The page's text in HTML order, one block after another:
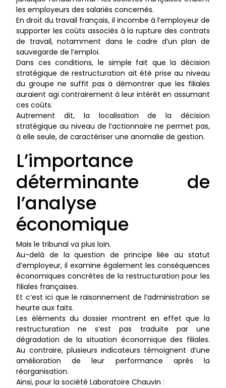
les employeurs des salariés concernés.
En droit du travail français, il incombe à l’employeur de
supporter les coûts associés à la rupture des contrats
de travail, notamment dans le cadre d’un plan de
sauvegarde de l’emploi.
Dans ces conditions, le simple fait que la décision
stratégique de restructuration ait été prise au niveau
du groupe ne suffit pas à démontrer que les filiales
auraient agi contrairement à leur intérêt en assumant
ces coûts.
Autrement dit, la localisation de la décision
stratégique au niveau de l’actionnaire ne permet pas,
à elle seule, de caractériser une anomalie de gestion.
L’importance
déterminante de
l’analyse
économique
Mais le tribunal va plus loin.
Au-delà de la question de principe liée au statut
d’employeur, il examine également les conséquences
économiques concrètes de la restructuration pour les
filiales françaises.
Et c’est ici que le raisonnement de l’administration se
heurte aux faits.
Les éléments du dossier montrent en effet que la
restructuration ne s’est pas traduite par une
dégradation de la situation économique des filiales.
Au contraire, plusieurs indicateurs témoignent d’une
amélioration de leur performance après la
réorganisation.
Ainsi, pour la société Laboratoire Chauvin :